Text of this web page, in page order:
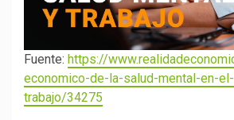
Fuente: https://
economico-de-la-salud-mental-en-
trabajo/34275